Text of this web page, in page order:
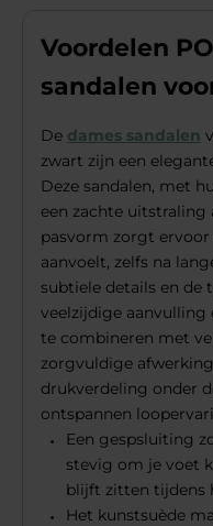
Voordelen
sandalen
De dames sandalen
zwart zijn een
Deze sandalen, met
een zachte uitstraling
pasvorm zorgt
aanvoelt, zelfs na
subtiele details en de
veelzijdige aanvulling
te combineren met
zorgvuldige
drukverdeling onder
ontspannen
Een gespsluiting
stevig om je voet
blijft zitten tijdens
Het kunstsuède